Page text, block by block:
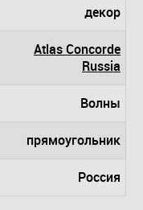
декор
Atlas Concorde
Russia
Волны
прямоугольник
Россия